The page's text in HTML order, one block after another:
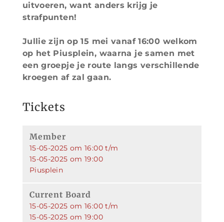
uitvoeren, want anders krijg je
strafpunten!
Jullie zijn op 15 mei vanaf 16:00 welkom
op het Piusplein, waarna je samen met
een groepje je route langs verschillende
kroegen af zal gaan.
Tickets
Member
15-05-2025 om 16:00 t/m
15-05-2025 om 19:00
Piusplein
Current Board
15-05-2025 om 16:00 t/m
15-05-2025 om 19:00